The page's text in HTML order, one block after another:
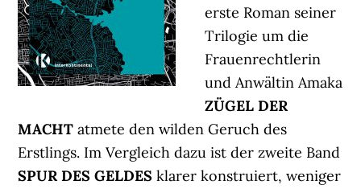
erste Roman seiner
Trilogie um die
Frauenrechtlerin
und Anwältin Amaka
ZÜGEL DER
MACHTatmete den wilden Geruch des
Erstlings. Im Vergleich dazu ist der zweite Band
SPUR DES GELDESklarer konstruiert, weniger